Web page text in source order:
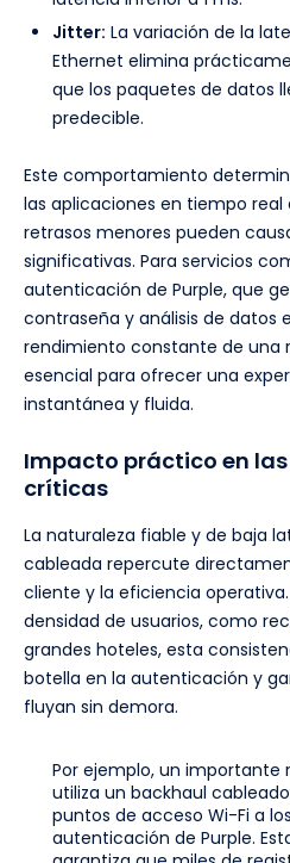
Jitter: La variación de la
Ethernet elimina
que los paquetes de datos
predecible.
Este comportamiento
las aplicaciones en tiempo real
retrasos menores pueden
significativas. Para servicios
autenticación de Purple, que
contraseña y análisis de datos
rendimiento constante de una
esencial para ofrecer una
instantánea y fluida.
Impacto práctico en
críticas
La naturaleza fiable y de baja
cableada repercute
cliente y la eficiencia
densidad de usuarios, como
grandes hoteles, esta
botella en la autenticación y
fluyan sin demora.
Por ejemplo, un importante
utiliza un backhaul
puntos de acceso Wi-Fi a
autenticación de Purple.